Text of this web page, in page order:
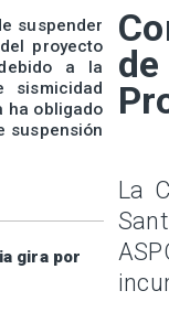
gira por
suspender
proyecto
a la
sismicidad
ha obligado
suspensión
La